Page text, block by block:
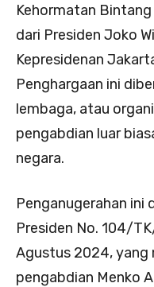
Kehormatan
dari Presiden Joko
Kepresidenan
Penghargaan ini
lembaga, atau
pengabdian luar
negara.
Penganugerahan ini
Presiden No. 104/
Agustus 2024, yang
pengabdian Menko